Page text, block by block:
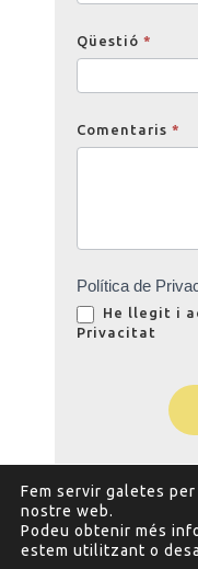
Qüestió *
Comentaris *
Política de
He llegit i
Privacitat
Fem servir galetes
nostre web.
Podeu obtenir més
estem utilitzant o